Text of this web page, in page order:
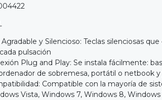
Agradable y Silencioso: Teclas silenciosas
pulsación
Plug and Play: Se instala fácilmente:
de sobremesa, portátil o netbook
Compatible con la mayoría de
Vista, Windows 7, Windows 8,